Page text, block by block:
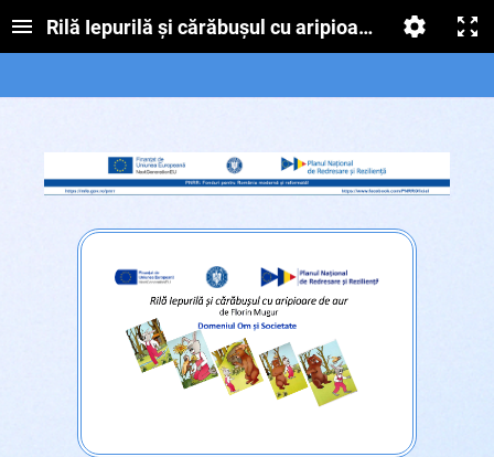
Rilă Iepurilă și cărăbușul cu aripioare de aur